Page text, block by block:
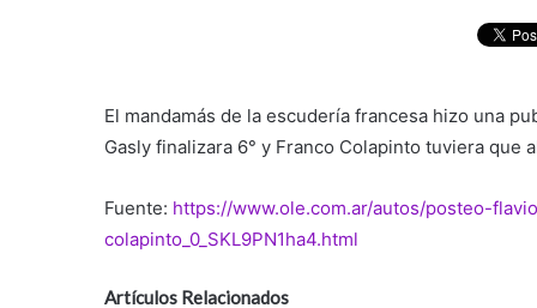
El mandamás de la escudería francesa hizo una
Gasly finalizara 6° y Franco Colapinto tuviera que
Fuente: https://www.ole.com.ar/autos/posteo-
colapinto_0_SKL9PN1ha4.html
Artículos Relacionados